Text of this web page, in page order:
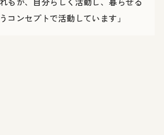
コンセプトで活動しています」